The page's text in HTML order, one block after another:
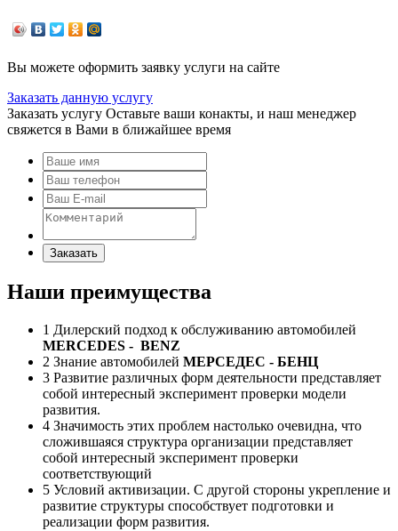
Вы можете оформить заявку услуги на сайте
Заказать данную услугу
Заказать услугу Оставьте ваши конакты, и наш менеджер
свяжется в Вами в ближайшее время
Заказать
Наши преимущества
1 Дилерский подход к обслуживанию автомобилей
MERCEDES - BENZ
2 Знание автомобилей МЕРСЕДЕС - БЕНЦ
3 Развитие различных форм деятельности представляет
собой интересный эксперимент проверки модели
развития.
4 Значимость этих проблем настолько очевидна, что
сложившаяся структура организации представляет
собой интересный эксперимент проверки
соответствующий
5 Условий активизации. С другой стороны укрепление и
развитие структуры способствует подготовки и
реализации форм развития.